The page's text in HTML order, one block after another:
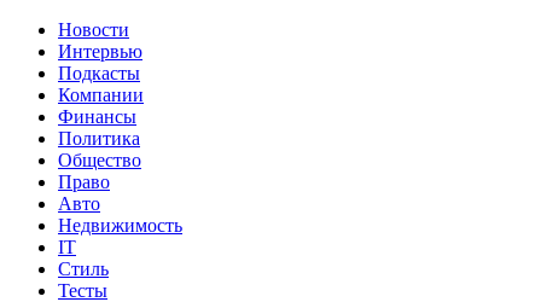
Новости
Интервью
Подкасты
Компании
Финансы
Политика
Общество
Право
Авто
Недвижимость
IT
Стиль
Тесты